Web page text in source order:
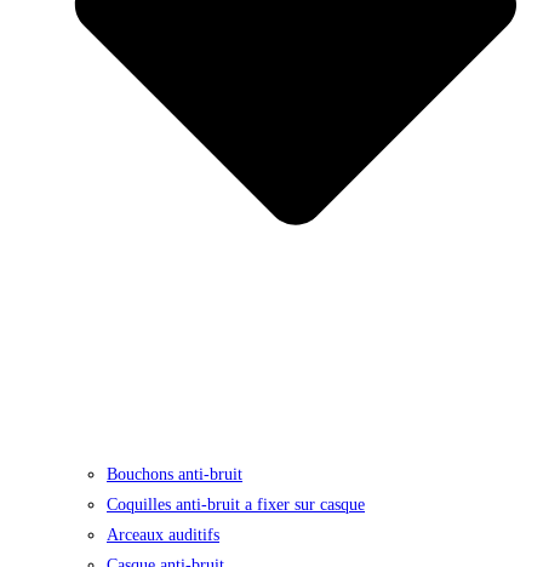
Bouchons anti-bruit
Coquilles anti-bruit a fixer sur casque
Arceaux auditifs